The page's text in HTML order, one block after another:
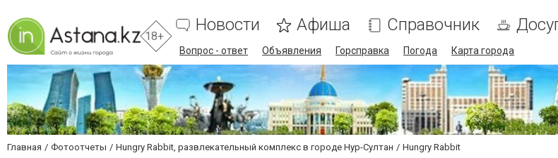
18+
Новости Афиша Справочник
Вопрос - ответ Объявления Горсправка Погода Карта города
Главная Фотоотчеты Hungry Rabbit, развлекательный комплекс в городе Нур-Султан Hungry Rabbit